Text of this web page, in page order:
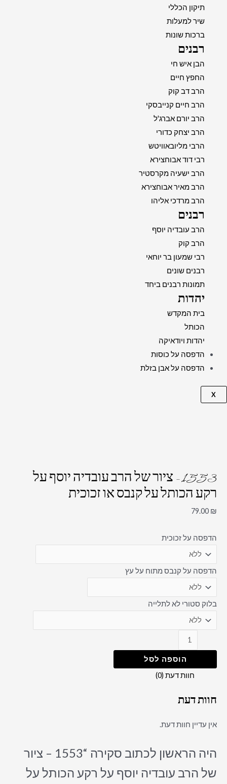
תיקון הכללי
שיר למעלות
ברכות שונות
רבנים
הבן איש חי
החפץ חיים
הרב דב קוק
הרב חיים קנייבסקי
הרב יורם אברג'ל
הרב יצחק כדורי
הרבי מליובאוויטש
רבי דוד אבוחצירא
הרב ישעיה מקרסטיר
הרב מאיר אבוחצירא
הרב מרדכי אליהו
רבנים
הרב עובדיה יוסף
הרב קוק
רבי שמעון בר יוחאי
רבנים שונים
תמונות רבנים ביחד
יהדות
בית המקדש
הכותל
יהדות ויודאיקה
הדפסה על כוסות
הדפסה על אבן בזלת
X
1553 – ציור של הרב עובדיה יוסף על
רקע הכותל על קנבס או זכוכית
79.00 ₪
הדפסה על זכוכית
הדפסה על קנבס מתוח על עץ
בלוק סטורי לא לתלייה
הוספה לסל
חוות דעת (0)
חוות דעת
אין עדיין חוות דעת.
היה הראשון לכתוב סקירה “1553 – ציור
של הרב עובדיה יוסף על רקע הכותל על